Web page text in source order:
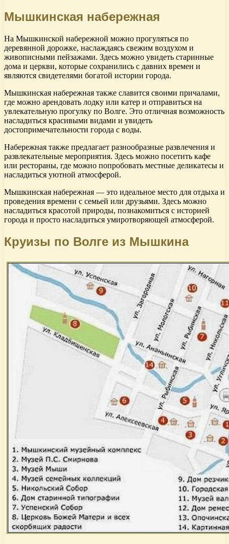
Мышкинская набережная
На Мышкинской набережной можно прогуляться по
деревянной дорожке, наслаждаясь свежим воздухом и
живописными пейзажами. Здесь можно увидеть старинные
дома и церкви, которые сохранились с давних времен и
являются свидетелями богатой истории города.
Мышкинская набережная также славится своими причалами,
где можно арендовать лодку или катер и отправиться на
увлекательную прогулку по Волге. Это отличная возможность
насладиться красивыми видами и увидеть
достопримечательности города с воды.
Набережная также предлагает разнообразные развлечения и
развлекательные мероприятия. Здесь можно посетить кафе
или рестораны, где можно попробовать местные деликатесы и
насладиться уютной атмосферой.
Мышкинская набережная — это идеальное место для отдыха и
проведения времени с семьей или друзьями. Здесь можно
насладиться красотой природы, познакомиться с историей
города и просто насладиться умиротворяющей атмосферой.
Круизы по Волге из Мышкина